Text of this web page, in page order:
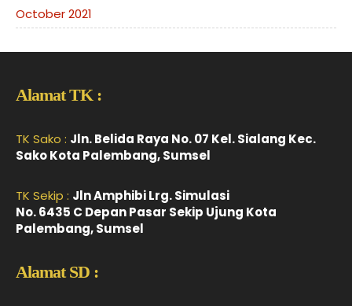
October 2021
Alamat TK :
TK Sako : Jln. Belida Raya No. 07 Kel. Sialang Kec.
Sako Kota Palembang, Sumsel
TK Sekip : Jln Amphibi Lrg. Simulasi
No. 6435 C Depan Pasar Sekip Ujung Kota
Palembang, Sumsel
Alamat SD :